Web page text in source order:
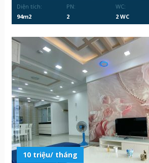
Diện tích:
94m2
PN:
2
WC:
2 WC
10 triệu/ tháng